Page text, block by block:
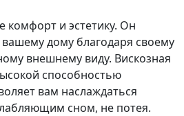
комфорт и эстетику. Он
дому благодаря своему
внешнему виду. Вискозная
способностью
вам наслаждаться
сном, не потея.